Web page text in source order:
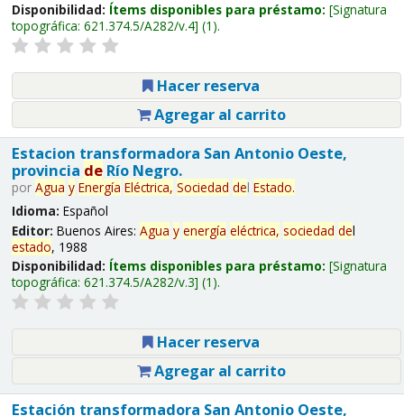
Disponibilidad: Ítems disponibles para préstamo: Signatura
topográfica: 621.374.5/A282/v.4 (1).
Hacer reserva
Agregar al carrito
Estacion transformadora San Antonio Oeste,
provincia deRío Negro.
por Agua y Energía Eléctrica, Sociedad del Estado.
Idioma: Español
Editor: Buenos Aires: Agua y energía eléctrica, sociedad del
estado, 1988
Disponibilidad: Ítems disponibles para préstamo: Signatura
topográfica: 621.374.5/A282/v.3 (1).
Hacer reserva
Agregar al carrito
Estación transformadora San Antonio Oeste,